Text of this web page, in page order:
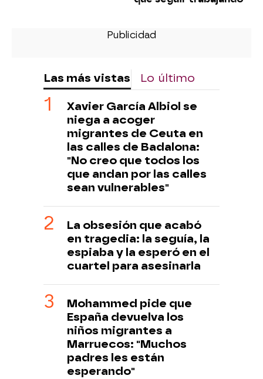
Las más vistas Lo último
Xavier García Albiol se
niega a acoger
migrantes de Ceuta en
las calles de Badalona:
"No creo que todos los
que andan por las calles
sean vulnerables"
La obsesión que acabó
en tragedia: la seguía, la
espiaba y la esperó en el
cuartel para asesinarla
Mohammed pide que
España devuelva los
niños migrantes a
Marruecos: "Muchos
padres les están
esperando"